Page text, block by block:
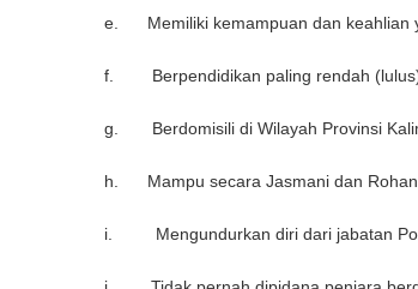
e. Memiliki kemampuan dan keahlian
f. Berpendidikan paling rendah
g. Berdomisili di Wilayah Provinsi
h. Mampu secara Jasmani dan
i. Mengundurkan diri dari jabatan